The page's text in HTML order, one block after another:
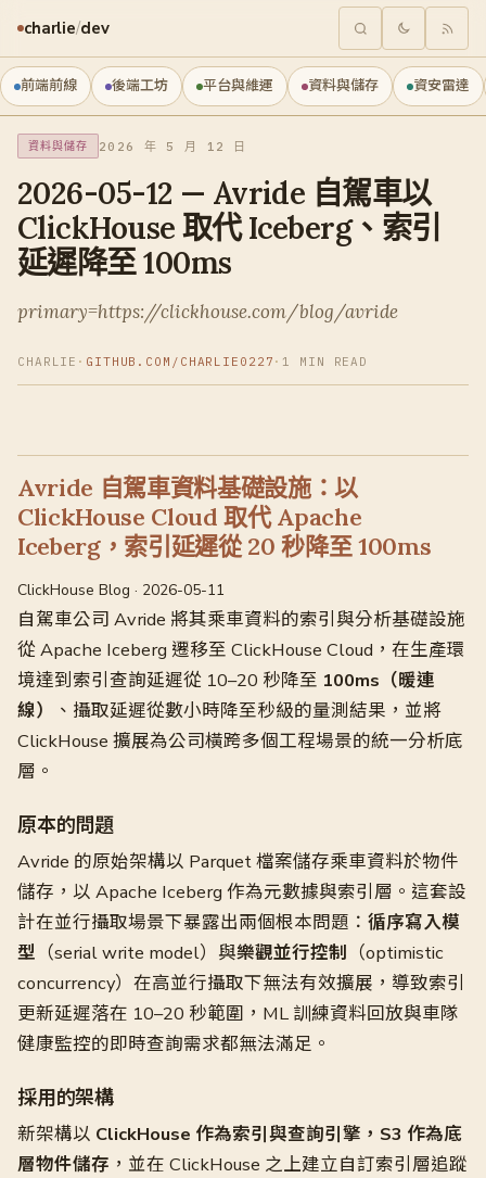
charlie/dev
前端前線 後端工坊 平台與維運 資料與儲存 資安雷達
資料與儲存 2026 年 5 月 12 日
2026-05-12 — Avride 自駕車以
ClickHouse 取代 Iceberg、索引
延遲降至 100ms
primary=https://clickhouse.com/blog/avride
CHARLIE · GITHUB.COM/CHARLIE0227 · 1 MIN READ
Avride 自駕車資料基礎設施：以
ClickHouse Cloud 取代 Apache
Iceberg，索引延遲從 20 秒降至 100ms
ClickHouse Blog · 2026-05-11
自駕車公司 Avride 將其乘車資料的索引與分析基礎設施
從 Apache Iceberg 遷移至 ClickHouse Cloud，在生產環
境達到索引查詢延遲從 10–20 秒降至 100ms（暖連
線）
、攝取延遲從數小時降至秒級的量測結果，並將
ClickHouse 擴展為公司橫跨多個工程場景的統一分析底
層。
原本的問題
Avride 的原始架構以 Parquet 檔案儲存乘車資料於物件
儲存，以 Apache Iceberg 作為元數據與索引層。這套設
計在並行攝取場景下暴露出兩個根本問題： 循序寫入模
型 （serial write model）與樂觀並行控制 （optimistic
concurrency）在高並行攝取下無法有效擴展，導致索引
更新延遲落在 10–20 秒範圍，ML 訓練資料回放與車隊
健康監控的即時查詢需求都無法滿足。
採用的架構
新架構以 ClickHouse 作為索引與查詢引擎，S3 作為底
層物件儲存 ，並在 ClickHouse 之上建立自訂索引層追蹤